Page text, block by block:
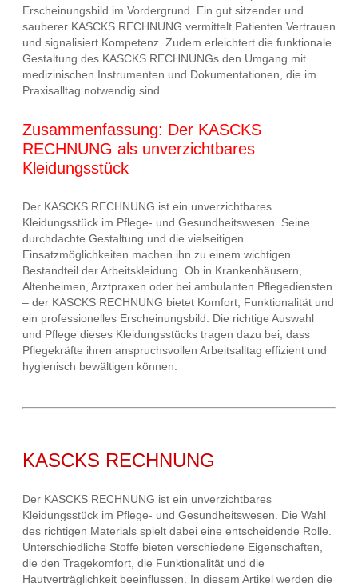
Erscheinungsbild im Vordergrund. Ein gut sitzender und
sauberer KASCKS RECHNUNG vermittelt Patienten Vertrauen
und signalisiert Kompetenz. Zudem erleichtert die funktionale
Gestaltung des KASCKS RECHNUNGs den Umgang mit
medizinischen Instrumenten und Dokumentationen, die im
Praxisalltag notwendig sind.
Zusammenfassung: Der KASCKS
RECHNUNG als unverzichtbares
Kleidungsstück
Der KASCKS RECHNUNG ist ein unverzichtbares
Kleidungsstück im Pflege- und Gesundheitswesen. Seine
durchdachte Gestaltung und die vielseitigen
Einsatzmöglichkeiten machen ihn zu einem wichtigen
Bestandteil der Arbeitskleidung. Ob in Krankenhäusern,
Altenheimen, Arztpraxen oder bei ambulanten Pflegediensten
– der KASCKS RECHNUNG bietet Komfort, Funktionalität und
ein professionelles Erscheinungsbild. Die richtige Auswahl
und Pflege dieses Kleidungsstücks tragen dazu bei, dass
Pflegekräfte ihren anspruchsvollen Arbeitsalltag effizient und
hygienisch bewältigen können.
KASCKS RECHNUNG
Der KASCKS RECHNUNG ist ein unverzichtbares
Kleidungsstück im Pflege- und Gesundheitswesen. Die Wahl
des richtigen Materials spielt dabei eine entscheidende Rolle.
Unterschiedliche Stoffe bieten verschiedene Eigenschaften,
die den Tragekomfort, die Funktionalität und die
Hautverträglichkeit beeinflussen. In diesem Artikel werden die